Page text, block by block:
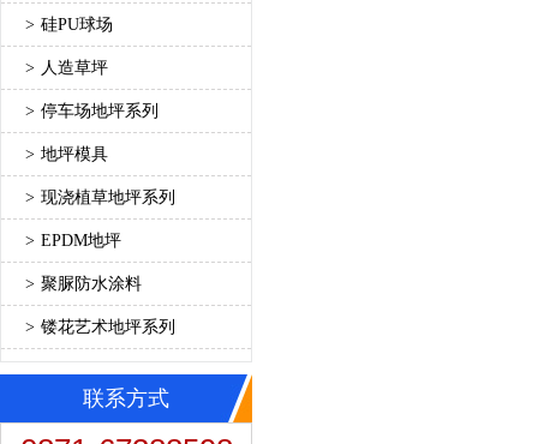
> 硅PU球场
> 人造草坪
> 停车场地坪系列
> 地坪模具
> 现浇植草地坪系列
> EPDM地坪
> 聚脲防水涂料
> 镂花艺术地坪系列
联系方式